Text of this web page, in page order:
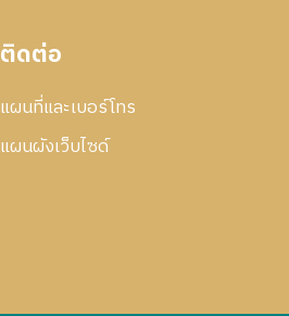
ติดต่อ
แผนที่และเบอร์โทร
แผนผังเว็บไซด์